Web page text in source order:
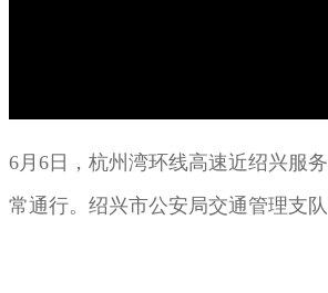
6月6日，杭州湾环线高速近绍兴服
常通行。绍兴市公安局交通管理支